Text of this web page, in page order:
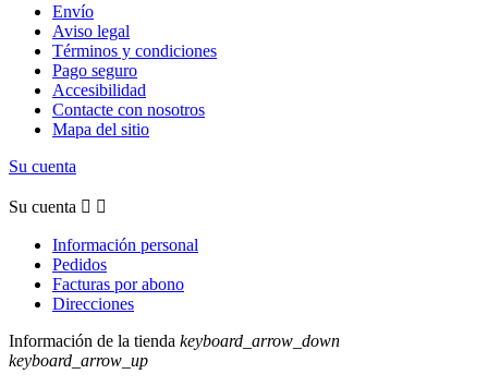
Envío
Aviso legal
Términos y condiciones
Pago seguro
Accesibilidad
Contacte con nosotros
Mapa del sitio
Su cuenta
Su cuenta  
Información personal
Pedidos
Facturas por abono
Direcciones
Información de la tienda keyboard_arrow_down
keyboard_arrow_up